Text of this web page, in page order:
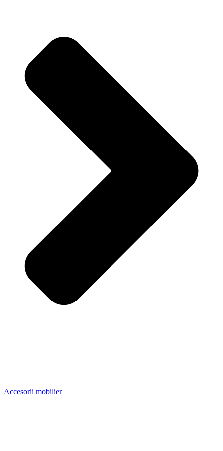
Accesorii mobilier